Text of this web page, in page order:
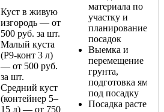
Куст в живую
изгородь — от
500 руб. за шт.
Малый куста
(Р9-конт 3 л)
— от 500 руб.
за шт.
Средний куст
(контейнер 5–
15 л) — от 750
материала по
участку и
планирование
посадок
Выемка и
перемещение
грунта,
подготовка ямы
под посадку
Посадка растения